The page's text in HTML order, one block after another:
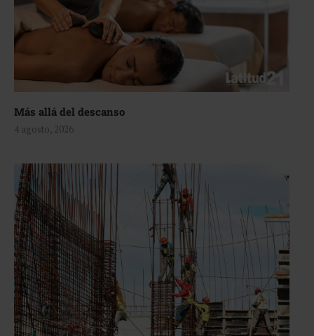
Más allá del descanso
4 agosto, 2026